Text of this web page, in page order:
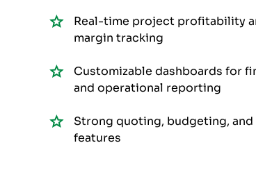
Real-time project profitability
margin tracking
Customizable dashboards for
and operational reporting
Strong quoting, budgeting,
features